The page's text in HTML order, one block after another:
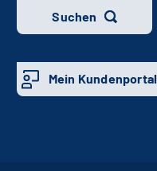
Suchen
Mein Kundenportal